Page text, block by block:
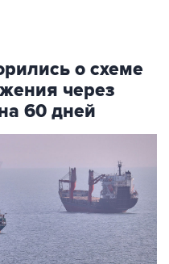
о схеме
через
60 дней